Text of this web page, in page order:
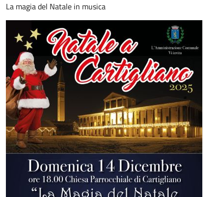
La magia del Natale in musica